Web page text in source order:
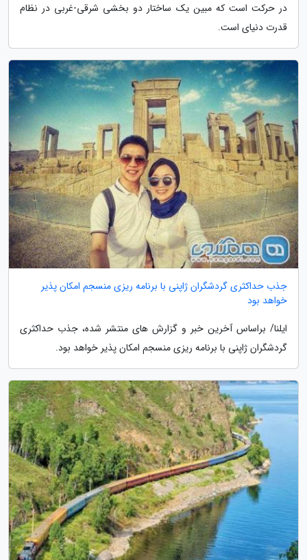
در حرکت است که مبین یک ساختار دو بخشی شرقی-غربی در نظام
قدرت دنیای است.
جذب حداکثری گردشگران ژاپنی با برنامه ریزی منسجم امکان پذیر
خواهد بود
ایلنا/ براساس آخرین خبر و گزارش های منتشر شده، جذب حداکثری
گردشگران ژاپنی با برنامه ریزی منسجم امکان پذیر خواهد بود.